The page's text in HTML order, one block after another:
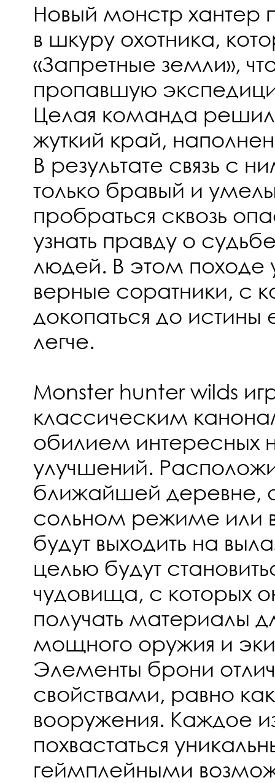
Новый монстр хантер
в шкуру охотника,
«Запретные земли»,
пропавшую
Целая команда
жуткий край,
В результате связь с
только бравый и
пробраться сквозь
узнать правду о
людей. В этом походе
верные соратники, с
докопаться до истины
легче.
Monster hunter wilds
классическим
обилием интересных
улучшений.
ближайшей деревне,
сольном режиме или
будут выходить на
целью будут
чудовища, с которых
получать материалы
мощного оружия и
Элементы брони
свойствами, равно
вооружения. Каждое
похвастаться
геймплейными